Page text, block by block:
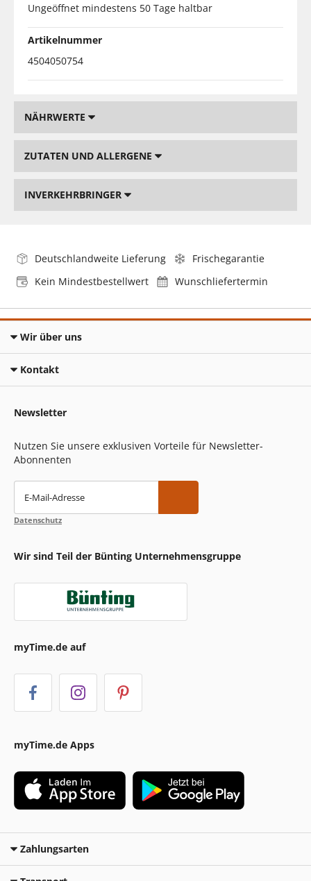
Ungeöffnet mindestens 50 Tage haltbar
Artikelnummer
4504050754
NÄHRWERTE
ZUTATEN UND ALLERGENE
INVERKEHRBRINGER
Deutschlandweite Lieferung
Frischegarantie
Kein Mindestbestellwert
Wunschliefertermin
Wir über uns
Kontakt
Newsletter
Nutzen Sie unsere exklusiven Vorteile für Newsletter-
Abonnenten
E-Mail-Adresse
Datenschutz
Wir sind Teil der Bünting Unternehmensgruppe
myTime.de auf
myTime.de Apps
Zahlungsarten